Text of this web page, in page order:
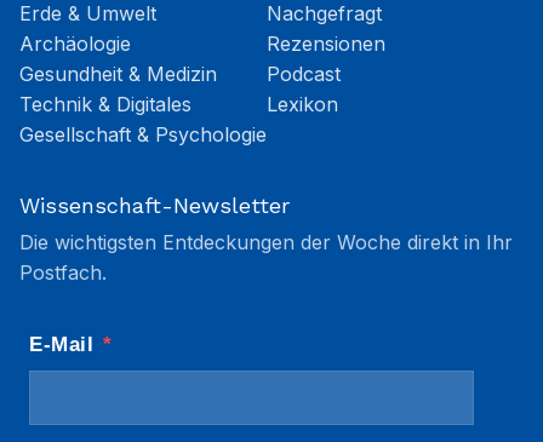
Erde & Umwelt
Archäologie
Gesundheit & Medizin
Technik & Digitales
Gesellschaft & Psychologie
Nachgefragt
Rezensionen
Podcast
Lexikon
Wissenschaft-Newsletter
Die wichtigsten Entdeckungen der Woche direkt in Ihr
Postfach.